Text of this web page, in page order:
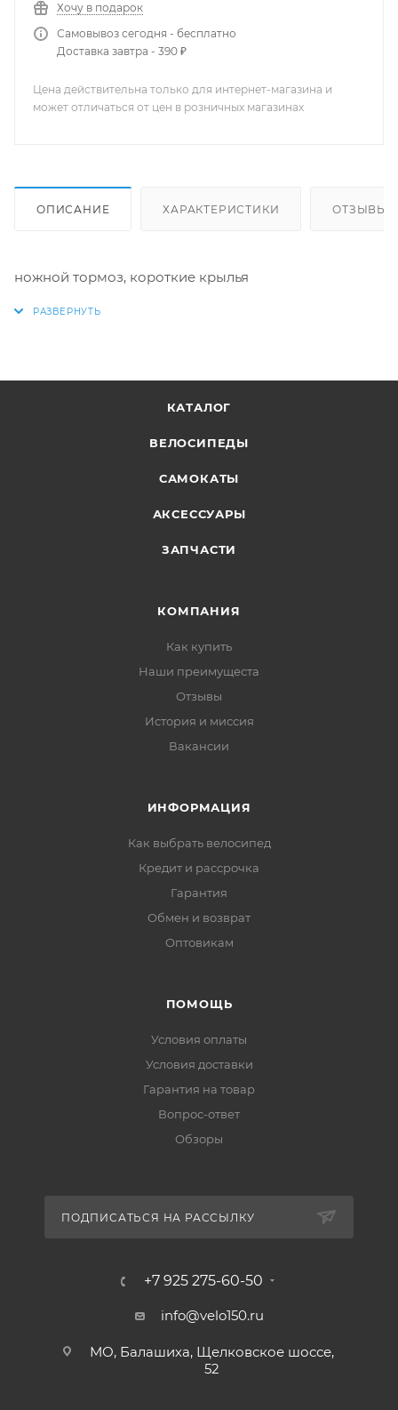
Хочу в подарок
Самовывоз сегодня - бесплатно
Доставка завтра - 390 ₽
Цена действительна только для интернет-магазина и
может отличаться от цен в розничных магазинах
ОПИСАНИЕ ХАРАКТЕРИСТИКИ ОТЗЫВЫ
ножной тормоз, короткие крылья
КАТАЛОГ
ВЕЛОСИПЕДЫ
САМОКАТЫ
АКСЕССУАРЫ
ЗАПЧАСТИ
КОМПАНИЯ
Как купить
Наши преимущеста
Отзывы
История и миссия
Вакансии
ИНФОРМАЦИЯ
Как выбрать велосипед
Кредит и рассрочка
Гарантия
Обмен и возврат
Оптовикам
ПОМОЩЬ
Условия оплаты
Условия доставки
Гарантия на товар
Вопрос-ответ
Обзоры
ПОДПИСАТЬСЯ НА РАССЫЛКУ
+7 925 275-60-50
info@velo150.ru
МО, Балашиха, Щелковское шоссе,
52